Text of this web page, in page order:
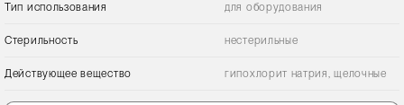
Тип использования для оборудования
Стерильность нестерильные
Действующее вещество гипохлорит натрия, щелочные